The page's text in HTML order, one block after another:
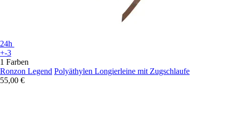
24h
+-3
1 Farben
Ronzon Legend Polyäthylen Longierleine mit Zugschlaufe
55,00 €